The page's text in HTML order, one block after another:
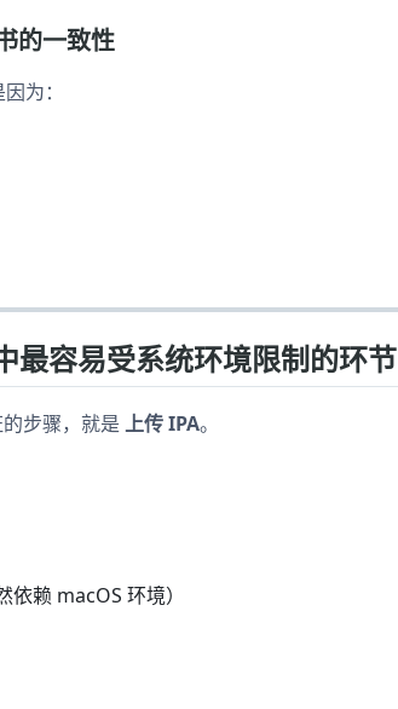
的一致性
为：
最容易受系统环境限制的环节
步骤，就是 上传 IPA。
赖 macOS 环境）